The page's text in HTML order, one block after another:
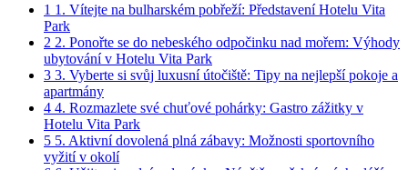
1 1. Vítejte na bulharském pobřeží: Představení Hotelu Vita
Park
2 2. Ponořte se do nebeského odpočinku nad mořem: Výhody
ubytování v Hotelu Vita Park
3 3. Vyberte si svůj luxusní útočiště: Tipy na nejlepší pokoje a
apartmány
4 4. Rozmazlete své chuťové pohárky: Gastro zážitky v
Hotelu Vita Park
5 5. Aktivní dovolená plná zábavy: Možnosti sportovního
vyžití v okolí